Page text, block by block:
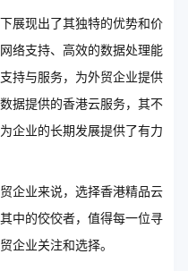
展现出了其独特的优势和价
络支持、高效的数据处理能
持与服务，为外贸企业提供
据提供的香港云服务，其不
企业的长期发展提供了有力
企业来说，选择香港精品云
中的佼佼者，值得每一位寻
企业关注和选择。